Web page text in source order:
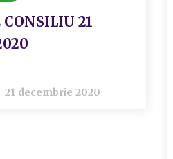
21
21 decembrie 2020